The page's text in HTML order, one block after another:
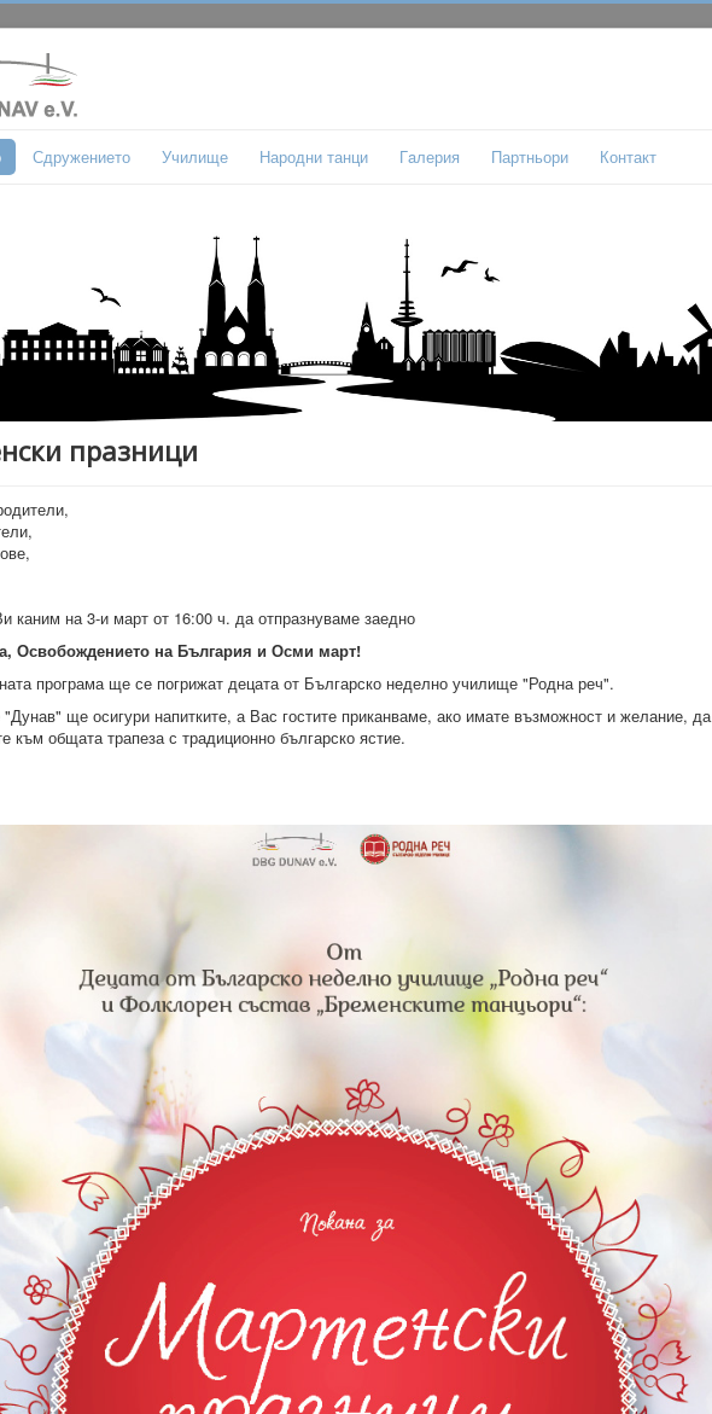
Сдружението Училище Народни танци Гaлерия Партньори Контакт
празници
каним на 3-и март от 16:00 ч. да отпразнуваме заедно
Освобождението на България и Осми март!
програма ще се погрижат децата от Българско неделно училище "Родна реч".
ще осигури напитките, а Вас гостите приканваме, ако имате възможност и желание, да
към общата трапеза с традиционно българско ястие.